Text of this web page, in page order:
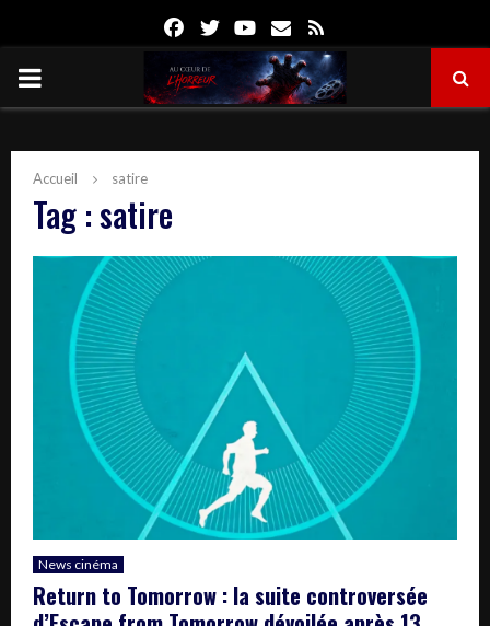
FacebookTwitterYoutube
Email
PRIMARY
Accueil satire
Tag : satire
News cinéma
Return to Tomorrow : la suite controversée